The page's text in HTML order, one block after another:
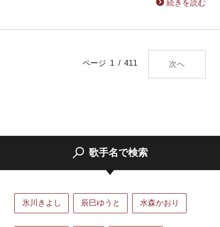
続きを読む
ページ 1 / 411 次へ
歌手名で検索
氷川きよし 辰巳ゆうと 水森かおり